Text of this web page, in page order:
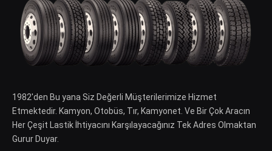
1982′den Bu yana Siz Değerli Müşterilerimize Hizmet
Etmektedir. Kamyon, Otobüs, Tır, Kamyonet. Ve Bir Çok Aracın
Her Çeşit Lastik İhtiyacını Karşılayacağınız Tek Adres Olmaktan
Gurur Duyar.